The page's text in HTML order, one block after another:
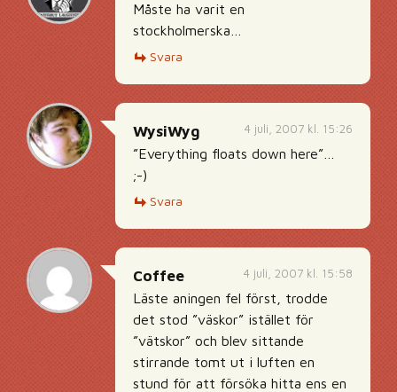
Måste ha varit en
stockholmerska…
Svara
4 juli, 2007 kl. 15:26
WysiWyg
”Everything floats down here”…
;-)
Svara
4 juli, 2007 kl. 15:58
Coffee
Läste aningen fel först, trodde
det stod ”väskor” istället för
”vätskor” och blev sittande
stirrande tomt ut i luften en
stund för att försöka hitta ens en